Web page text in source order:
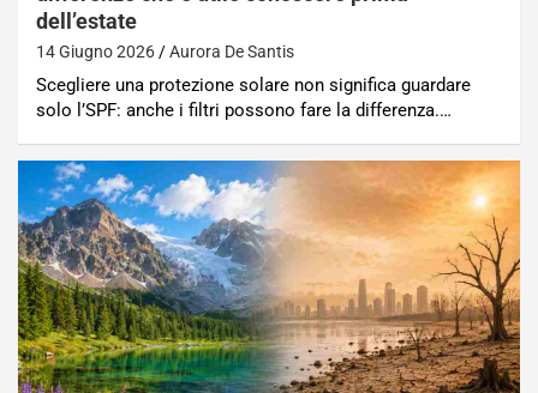
dell’estate
14 Giugno 2026 Aurora De Santis
Scegliere una protezione solare non significa guardare
solo l’SPF: anche i filtri possono fare la differenza.…